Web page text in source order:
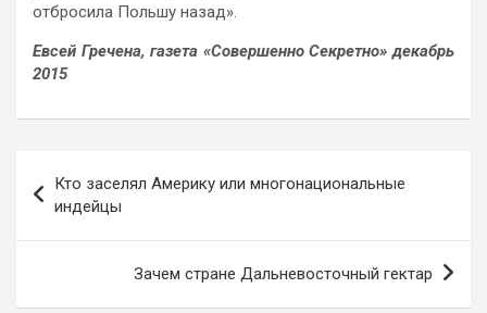
отбросила Польшу назад».
Евсей Гречена, газета «Совершенно Секретно» декабрь
2015
по
записям
Кто заселял Америку или многонациональные
индейцы
Зачем стране Дальневосточный гектар